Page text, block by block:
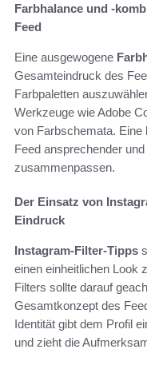
Farbhalance und -
Feed
Eine ausgewogene
Gesamteindruck des
Farbpaletten
Werkzeuge wie Adobe
von Farbschemata. Eine
Feed ansprechender
zusammenpassen.
Der Einsatz von
Eindruck
Instagram-Filter-Tipps
einen einheitlichen Look
Filters sollte darauf
Gesamtkonzept des
Identität gibt dem Profil
und zieht die